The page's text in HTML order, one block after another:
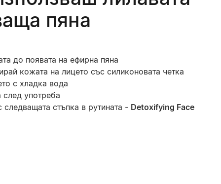
пяна
до появата на ефирна пяна
кожата на лицето със силиконовата четка
с хладка вода
след употреба
стъпка в рутината - Detoxifying Face